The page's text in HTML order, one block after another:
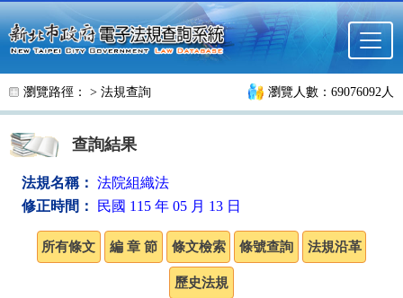
跳至主要內容
瀏覽路徑： > 法規查詢 瀏覽人數：69076092人
查詢結果
法規名稱： 法院組織法
修正時間：
民國 115 年 05 月 13 日